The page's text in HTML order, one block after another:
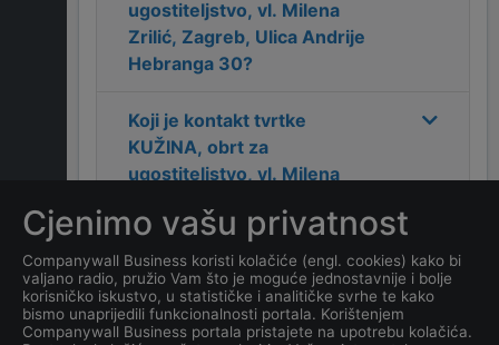
ugostiteljstvo, vl. Milena
Zrilić, Zagreb, Ulica Andrije
Hebranga 30?
Koji je kontakt tvrtke
KUŽINA, obrt za
ugostiteljstvo, vl. Milena
Hebranga 30
?
Koji je datum osnivanja
tvrtkeKUŽINA, obrt za
ugostiteljstvo, vl. Milena
Cjenimo vašu privatnost
Companywall Business koristi kolačiće (engl. cookies) kako bi
valjano radio, pružio Vam što je moguće jednostavnije i bolje
korisničko iskustvo, u statističke i analitičke svrhe te kako
bismo unaprijedili funkcionalnosti portala. Korištenjem
Companywall Business portala pristajete na upotrebu kolačića.